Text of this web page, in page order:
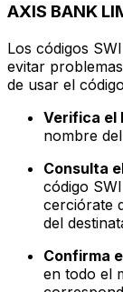
AXIS BANK
Los códigos
evitar
de usar el
Verifica el
nombre
Consulta
código
cerciórate
del
Confirma
en todo el